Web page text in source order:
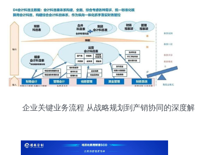
企业关键业务流程 从战略规划到产销协同的深度解